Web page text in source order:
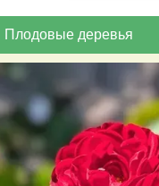
Плодовые деревья